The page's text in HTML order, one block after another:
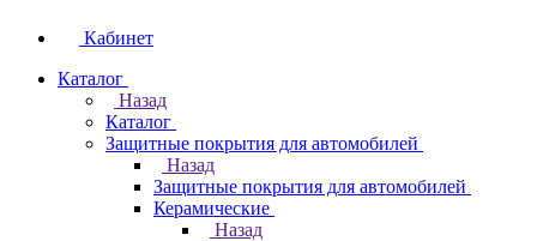
Кабинет
Каталог
Назад
Каталог
Защитные покрытия для автомобилей
Назад
Защитные покрытия для автомобилей
Керамические
Назад